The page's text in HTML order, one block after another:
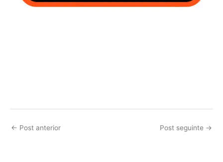
← Post anterior Post seguinte →